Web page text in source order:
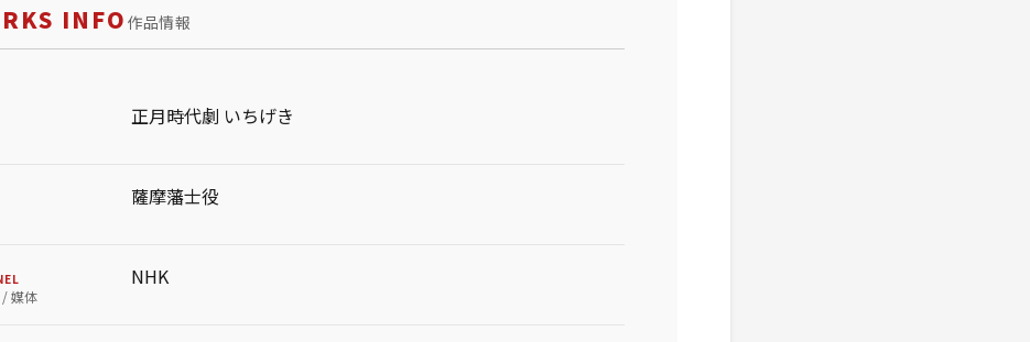
INFO作品情報
正月時代劇 いちげき
薩摩藩士役
媒体
NHK